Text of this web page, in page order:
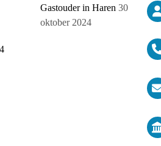
Gastouder in Haren 30
oktober 2024